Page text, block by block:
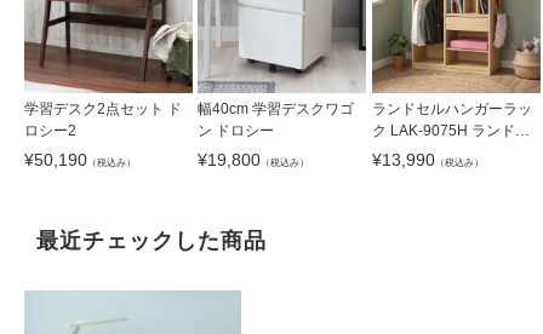
学習デスク2点セット ド
ロシー2
¥50,190 （税込み）
幅40cm 学習デスクワゴ
ン ドロシー
¥19,800 （税込み）
ランドセルハンガーラッ
ク LAK-9075H ランドキ
ッズ
¥13,990（税込み）
最近チェックした商品